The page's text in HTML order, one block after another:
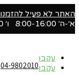
האתר לא פעיל
א׳-ה׳ 8:00-16:00 ו׳ 8:00-15:00 שבת סגור
עקבו
עקבו04-9802010‬